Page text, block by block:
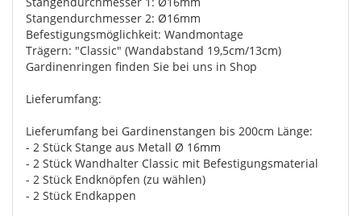
Stangendurchmesser 2: Ø16mm
Befestigungsmöglichkeit: Wandmontage
Trägern: "Classic" (Wandabstand 19,5cm/13cm)
Gardinenringen finden Sie bei uns in Shop
Lieferumfang:
Lieferumfang bei Gardinenstangen bis 200cm Länge:
- 2 Stück Stange aus Metall Ø 16mm
- 2 Stück Wandhalter Classic mit Befestigungsmaterial
- 2 Stück Endknöpfen (zu wählen)
- 2 Stück Endkappen